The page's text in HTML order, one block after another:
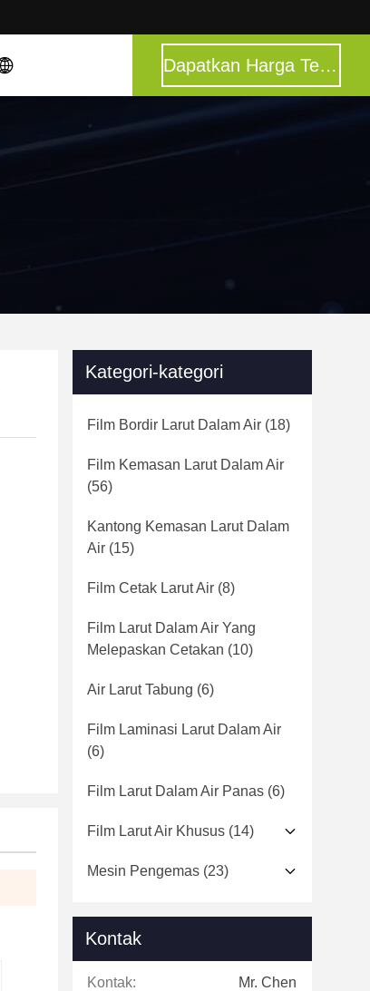
Dapatkan Harga Terbaik
Kategori-kategori
Film Bordir Larut Dalam Air (18)
Film Kemasan Larut Dalam Air
(56)
Kantong Kemasan Larut Dalam
Air (15)
Film Cetak Larut Air (8)
Film Larut Dalam Air Yang
Melepaskan Cetakan (10)
Air Larut Tabung (6)
Film Laminasi Larut Dalam Air
(6)
Film Larut Dalam Air Panas (6)
Film Larut Air Khusus (14)
Mesin Pengemas (23)
Kontak
Kontak: Mr. Chen